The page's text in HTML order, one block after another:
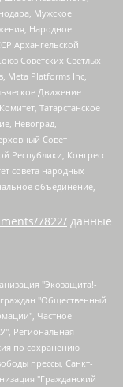
Мужское
Народное
Архангельской
Советских Светлых
Meta Platforms Inc,
Движение
Татарстанское
Невоград,
Совет
Республики, Конгресс
совета народных
объединение,
7822/ данные
Бекбулатова Таисия Львовна, Беляев Иван Михайлович, Владыкина Елена Сергеевна, Гельман Марат Александрович, Никульшина Вероника Юрьевна, Толоконникова Надежда Андреевна, Шендерович Виктор Анатольевич, Общество с ограниченной ответственностью "Данное сообщение", Общество с ограниченной ответственностью Издательский дом "Новая глава", Айнбиндер Александра Александровна, Московский комьюнити-центр для ЛГБТ+инициатив, Благотворительный фонд развития филантропии, Deutsche Welle (Германия, Kurt-Schumacher-Strasse 3, 53113 Bonn), Борзунова Мария Михайловна, Воробьев Виктор Викторович, Голубева Анна Львовна, Константинова Алла Михайловна, Малкова Ирина Владимировна, Мурадов Мурад Абдулгалимович, Осетинская Елизавета Николаевна, Понасенков Евгений Николаевич, Ганапольский Матвей Юрьевич, Киселев Евгений Алексеевич, Борухович Ирина Григорьевна, Дремин Иван Тимофеевич, Дубровский Дмитрий Викторович, Красноярская региональная общественная организация поддержки и развития альтернативных образовательных технологий и межкультурных коммуникаций "ИНТЕРРА", Маяковская Екатерина Алексеевна, Фейгин Марк Захарович, Филимонов Андрей Викторович, Дзугкоева Регина Николаевна, Доброхотов Роман Александрович, Дудь Юрий Александрович, Елкин Сергей Владимирович, Кругликов Кирилл Игоревич, Сабунаева Мария Леонидовна, Семенов Алексей Владимирович, Шаинян Карен Багратович, Шульман Екатерина Михайловна, Асафьев Артур Валерьевич, Вахштайн Виктор Семенович, Венедиктов Алексей Алексеевич, Лушникова Екатерина Евгеньевна, Волков Леонид Михайлович, Невзоров Александр Глебович, Пархоменко Сергей Борисович, Сироткин Ярослав Николаевич, Кара-Мурза Владимир Владимирович, Баранова Наталья Владимировна, Гозман Леонид Яковлевич, Кагарлицкий Борис Юльевич, Климарев Михаил Валерьевич, Милов Владимир Станиславович, Автономная некоммерческая организация Краснодарский центр современного искусства "Типография", Моргенштерн Алишер Тагирович, Соболь Любовь Эдуардовна, Общество с ограниченной ответственностью "ЛИЗА НОРМ", Каспаров Гарри Кимович, Ходорковский Михаил Борисович, Общество с ограниченной ответственностью "Апрельские тезисы", Данилович Ирина Брониславовна, Кашин Олег Владимирович, Петров Николай Владимирович, Пивоваров Алексей Владимирович, Соколов Михаил Владимирович, Цветкова Юлия Владимировна, Чичваркин Евгений Александрович, Комитет против пыток/Команда против пыток, Общество с ограниченной ответственностью "Первый научный", Общество с ограниченной ответственностью "Вертолет и ко", Белоцерковская Вероника Борисовна, Кац Максим Евгеньевич, Лазарева Татьяна Юрьевна, Шаведдинов Руслан Табризович, Яшин Илья Валерьевич, Общество с ограниченной ответственностью "Иноагент ААВ", Алешковский Дмитрий Петрович, Альбац Евгения Марковна, Быков Дмитрий Львович, Галямина Юлия Евгеньевна, Лойко Сергей Леонидович, Мартынов Кирилл Константинович, Медведев Сергей Александрович, Крашенинников Федор Геннадиевич, Гордеева Катерина Вл